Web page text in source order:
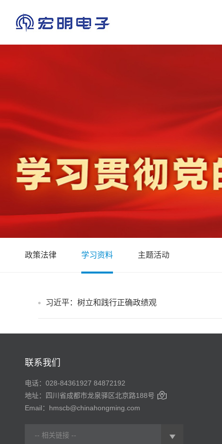
宏明简介 光辉历程 资质荣誉
电位器·传感器 电磁兼容设计
上市专栏 公司要闻 产品动态
企业理念 员工风采
政策法律 学习资料 主题活动
政策法律 学习资料 主题活动
习近平：树立和践行正确政绩观
联系我们
电话：028-84361927 84872192
地址：四川省成都市龙泉驿区北京路188号 
Email：hmscb@chinahongming.com
-- 相关链接 --